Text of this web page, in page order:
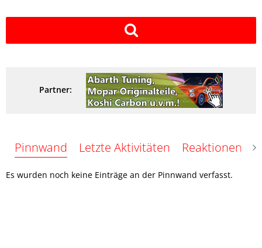
Partner:
Pinnwand Letzte Aktivitäten Reaktionen
Es wurden noch keine Einträge an der Pinnwand verfasst.